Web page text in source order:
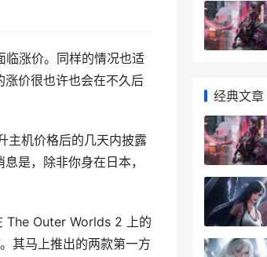
涨价。同样的情况也适
价很也许也会在不久后
主机价格后的几天内披露
是，除非你身在日本，
The Outer Worlds 2 上的
其马上推出的两款第一方
经典文章